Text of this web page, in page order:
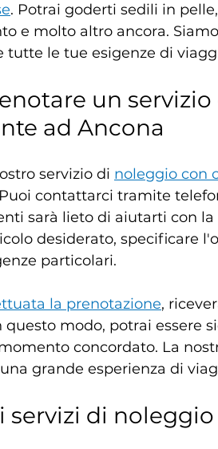
. Potrai goderti sedili in
e molto altro ancora.
tutte le tue esigenze di
un
ad Ancona
servizio di noleggio con
contattarci tramite
sarà lieto di aiutarti con
desiderato, specificare
particolari.
la prenotazione,
questo modo, potrai essere
concordato. La
grande esperienza di
servizi di